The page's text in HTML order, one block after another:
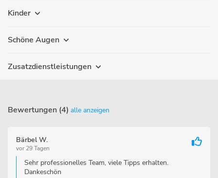
Kinder
Schöne Augen
Zusatzdienstleistungen
Bewertungen (4) alle anzeigen
Bärbel W.
vor 29 Tagen
Sehr professionelles Team, viele Tipps erhalten.
Dankeschön